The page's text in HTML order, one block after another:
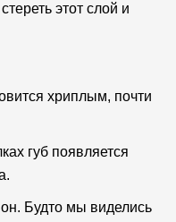
этот слой и
хриплым, почти
губ появляется
Будто мы виделись